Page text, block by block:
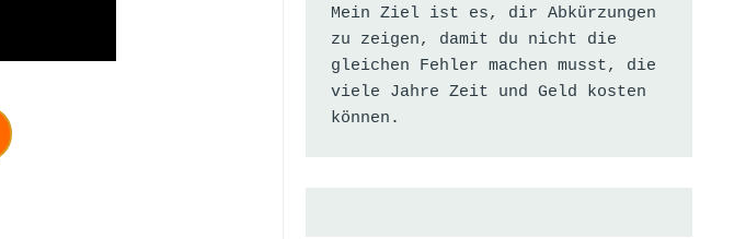
Mein Ziel ist es, dir Abkürzungen
zu zeigen, damit du nicht die
gleichen Fehler machen musst, die
viele Jahre Zeit und Geld kosten
können.